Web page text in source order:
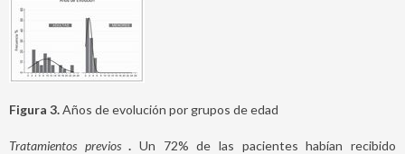
Figura 3.Años de evolución por grupos de edad
Tratamientos previos .Un 72% de las pacientes habían recibido